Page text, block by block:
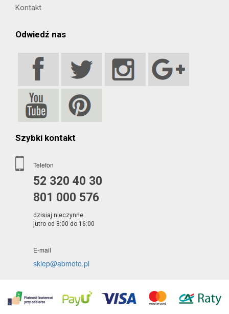
Kontakt
Odwiedź nas
Szybki kontakt
Telefon
52 320 40 30
801 000 576
dzisiaj nieczynne
jutro od 8:00 do 16:00
E-mail
sklep@abmoto.pl